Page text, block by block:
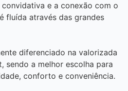
e a conexão com o
fluída através das grandes
diferenciado na valorizada
sendo a melhor escolha para
conforto e conveniência.